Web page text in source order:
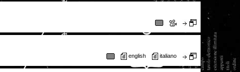
english
italiano